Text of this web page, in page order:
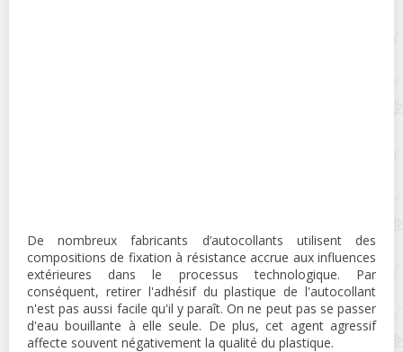
De nombreux fabricants d’autocollants utilisent des
compositions de fixation à résistance accrue aux influences
extérieures dans le processus technologique. Par
conséquent, retirer l'adhésif du plastique de l'autocollant
n'est pas aussi facile qu'il y paraît. On ne peut pas se passer
d'eau bouillante à elle seule. De plus, cet agent agressif
affecte souvent négativement la qualité du plastique.